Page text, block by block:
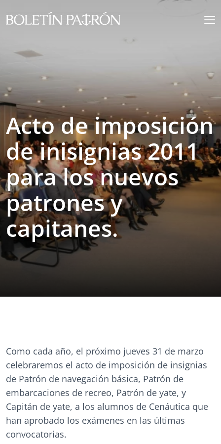
Acto de imposición
de inisignias 2011
para los nuevos
patrones y
capitanes.
Como cada año, el próximo jueves 31 de marzo
celebraremos el acto de imposición de insignias
de Patrón de navegación básica, Patrón de
embarcaciones de recreo, Patrón de yate, y
Capitán de yate, a los alumnos de Cenáutica que
han aprobado los exámenes en las últimas
convocatorias.